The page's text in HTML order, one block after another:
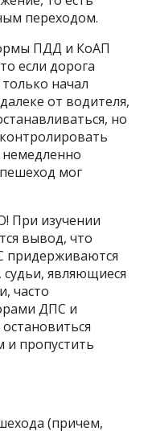
переходом.
ПДД и КоАП
если дорога
начал
от водителя,
но
немедленно
мог
При изучении
вывод, что
придерживаются
являющиеся
часто
ДПС и
пропустить
(причем,